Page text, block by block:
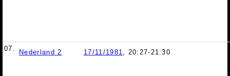
07. Nederland 2 17/11/1981, 20:27-21:30